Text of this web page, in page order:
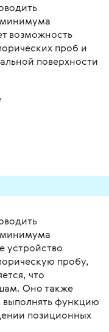
минимума
возможность
проб и
поверхности
минимума
устройство
пробу,
что
Оно также
выполнять функцию
позиционных